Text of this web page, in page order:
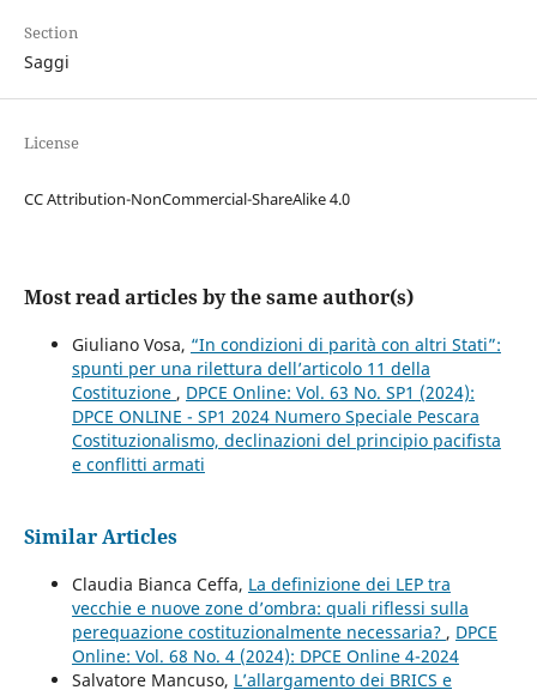
Section
Saggi
License
CC Attribution-NonCommercial-ShareAlike 4.0
Most read articles by the same author(s)
Giuliano Vosa, “In condizioni di parità con altri Stati”:
spunti per una rilettura dell’articolo 11 della
Costituzione , DPCE Online: Vol. 63 No. SP1 (2024):
DPCE ONLINE - SP1 2024 Numero Speciale Pescara
Costituzionalismo, declinazioni del principio pacifista
e conflitti armati
Similar Articles
Claudia Bianca Ceffa, La definizione dei LEP tra
vecchie e nuove zone d’ombra: quali riflessi sulla
perequazione costituzionalmente necessaria? , DPCE
Online: Vol. 68 No. 4 (2024): DPCE Online 4-2024
Salvatore Mancuso, L’allargamento dei BRICS e